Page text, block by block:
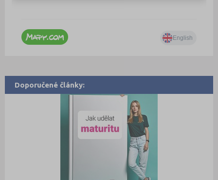
Doporučené články: